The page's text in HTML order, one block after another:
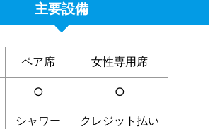
主要設備
ペア席 女性専用席
○ ○
シャワー クレジット払い